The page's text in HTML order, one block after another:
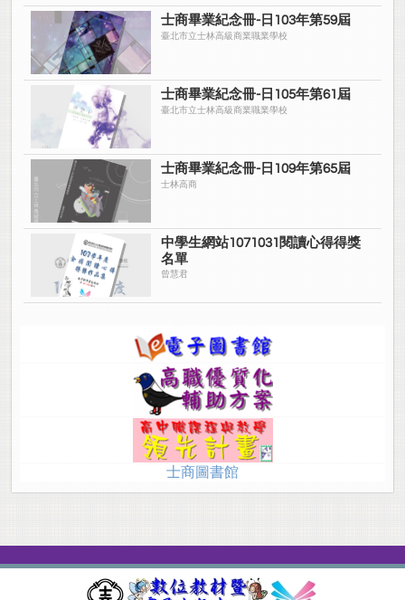
士商畢業紀念冊-日103年第59屆
臺北市立士林高級商業職業學校
士商畢業紀念冊-日105年第61屆
臺北市立士林高級商業職業學校
士商畢業紀念冊-日109年第65屆
士林高商
中學生網站1071031閱讀心得得獎
名單
曾慧君
士商圖書館